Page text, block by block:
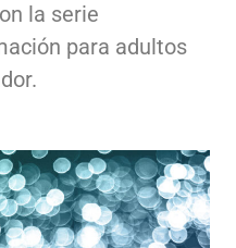
la serie
para adultos